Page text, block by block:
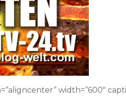
width=“600″